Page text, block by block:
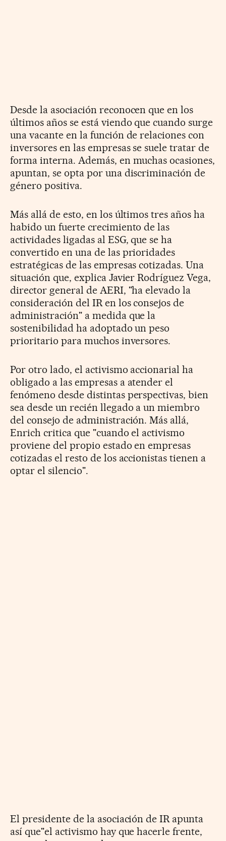
Desde la asociación reconocen que en los
últimos años se está viendo que cuando surge
una vacante en la función de relaciones con
inversores en las empresas se suele tratar de
forma interna. Además, en muchas ocasiones,
apuntan, se opta por una discriminación de
género positiva.
Más allá de esto, en los últimos tres años ha
habido un fuerte crecimiento de las
actividades ligadas al ESG, que se ha
convertido en una de las prioridades
estratégicas de las empresas cotizadas. Una
situación que, explica Javier Rodríguez Vega,
director general de AERI, "ha elevado la
consideración del IR en los consejos de
administración" a medida que la
sostenibilidad ha adoptado un peso
prioritario para muchos inversores.
Por otro lado, el activismo accionarial ha
obligado a las empresas a atender el
fenómeno desde distintas perspectivas, bien
sea desde un recién llegado a un miembro
del consejo de administración. Más allá,
Enrich critica que "cuando el activismo
proviene del propio estado en empresas
cotizadas el resto de los accionistas tienen a
optar el silencio".
El presidente de la asociación de IR apunta
así que"el activismo hay que hacerle frente,